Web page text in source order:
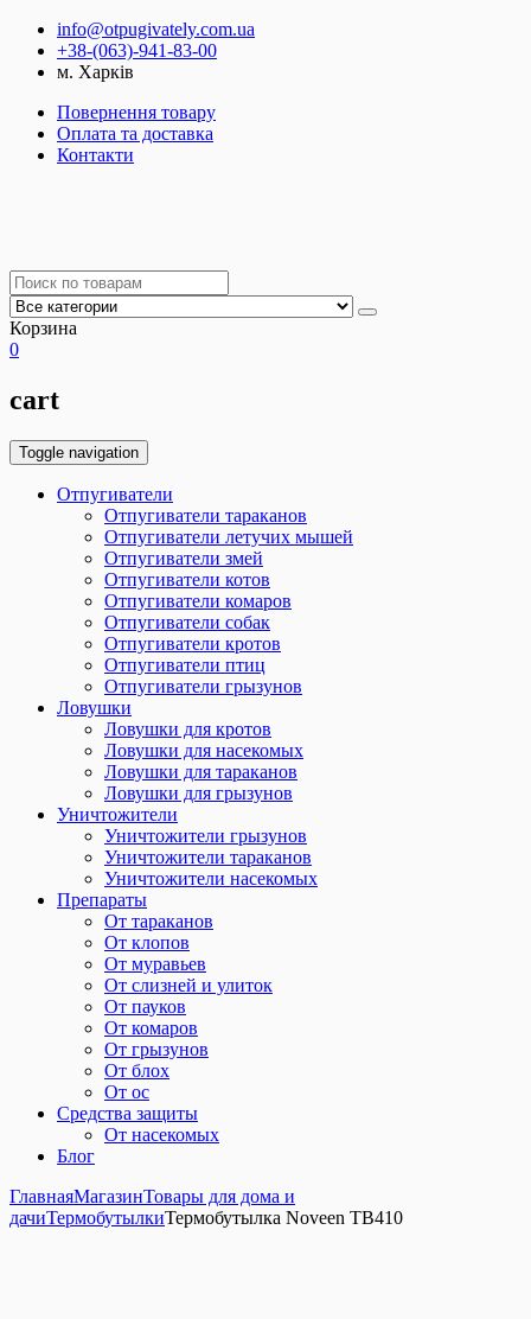
info@otpugivately.com.ua
+38-(063)-941-83-00
м. Харків
Повернення товару
Оплата та доставка
Контакти
Корзина
0
cart
Toggle navigation
Отпугиватели
Отпугиватели тараканов
Отпугиватели летучих мышей
Отпугиватели змей
Отпугиватели котов
Отпугиватели комаров
Отпугиватели собак
Отпугиватели кротов
Отпугиватели птиц
Отпугиватели грызунов
Ловушки
Ловушки для кротов
Ловушки для насекомых
Ловушки для тараканов
Ловушки для грызунов
Уничтожители
Уничтожители грызунов
Уничтожители тараканов
Уничтожители насекомых
Препараты
От тараканов
От клопов
От муравьев
От слизней и улиток
От пауков
От комаров
От грызунов
От блох
От ос
Средства защиты
От насекомых
Блог
ГлавнаяМагазинТовары для дома и
дачиТермобутылкиТермобутылка Noveen ТВ410